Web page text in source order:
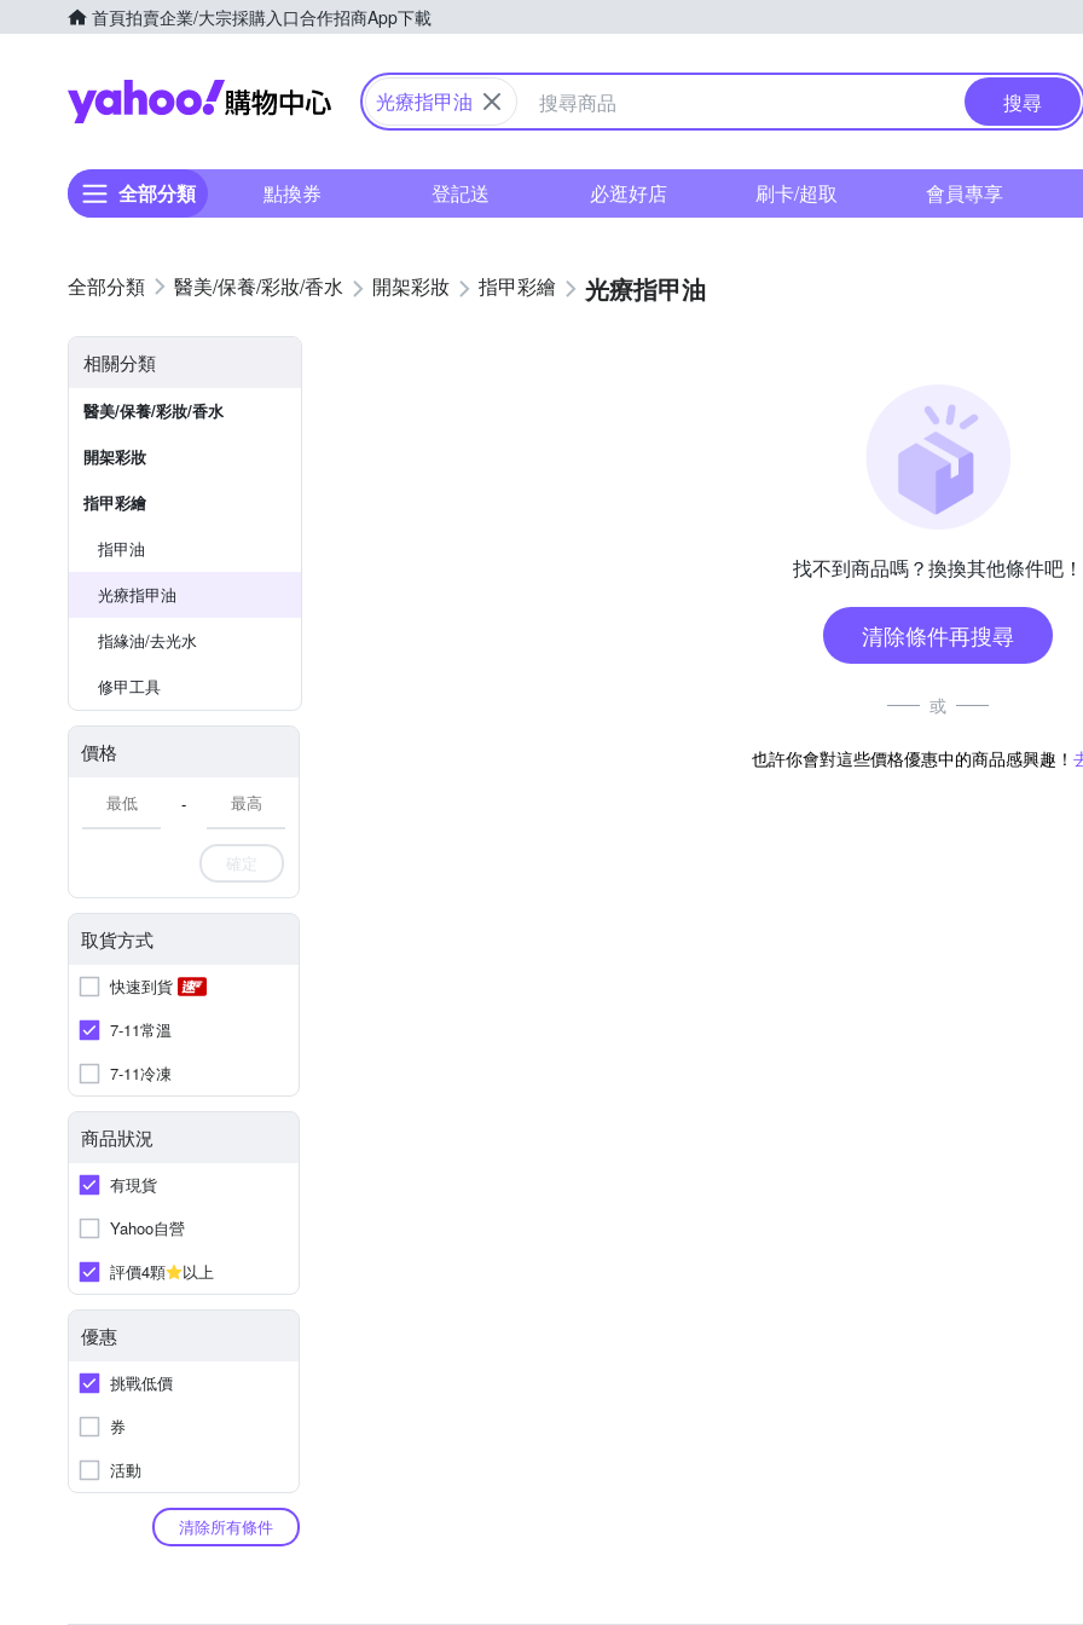
首頁拍賣企業/大宗採購入口合作招商App下載
Yahoo購物中心
光療指甲油 搜尋
全部分類 點換券 登記送 必逛好店 刷卡/超取 會員專享
醫美/保養/彩妝/香水 開架彩妝 指甲彩繪 光療指甲油
相關分類
醫美/保養/彩妝/香水
開架彩妝
指甲彩繪
指甲油
光療指甲油
指緣油/去光水
修甲工具
價格
-
確定
取貨方式
快速到貨
7-11常溫
7-11冷凍
商品狀況
有現貨
Yahoo自營
評價4顆
以上
優惠
挑戰低價
券
活動
清除所有條件
找不到商品嗎？換換其他條件吧！
清除條件再搜尋
或
也許你會對這些價格優惠中的商品感興趣！